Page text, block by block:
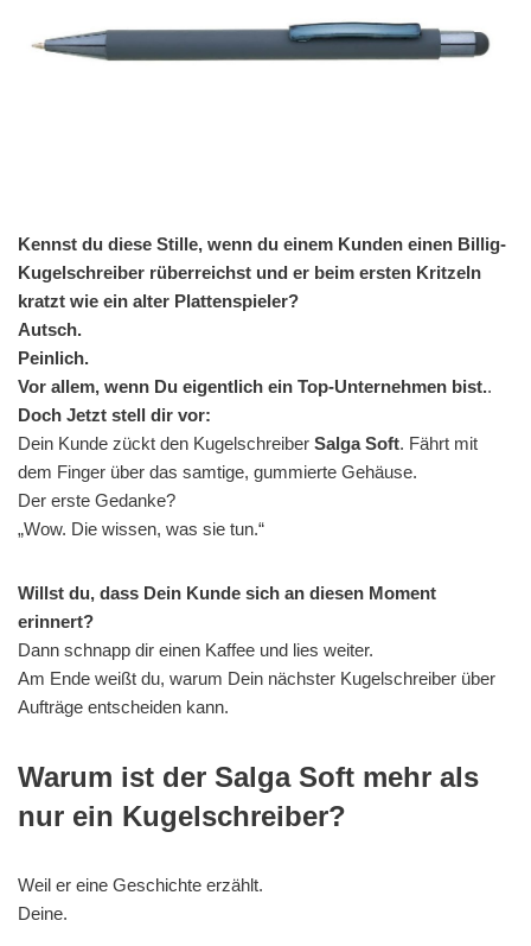
Kennst du diese Stille, wenn du einem Kunden einen Billig-
Kugelschreiber rüberreichst und er beim ersten Kritzeln
kratzt wie ein alter Plattenspieler?
Autsch.
Peinlich.
Vor allem, wenn Du eigentlich ein Top-Unternehmen bist..
Doch Jetzt stell dir vor:
Dein Kunde zückt den Kugelschreiber Salga Soft. Fährt mit
dem Finger über das samtige, gummierte Gehäuse.
Der erste Gedanke?
„Wow. Die wissen, was sie tun.“
Willst du, dass Dein Kunde sich an diesen Moment
erinnert?
Dann schnapp dir einen Kaffee und lies weiter.
Am Ende weißt du, warum Dein nächster Kugelschreiber über
Aufträge entscheiden kann.
Warum ist der Salga Soft mehr als
nur ein Kugelschreiber?
Weil er eine Geschichte erzählt.
Deine.